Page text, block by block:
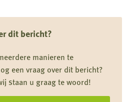
dit bericht?
manieren te
een vraag over dit bericht?
staan u graag te woord!